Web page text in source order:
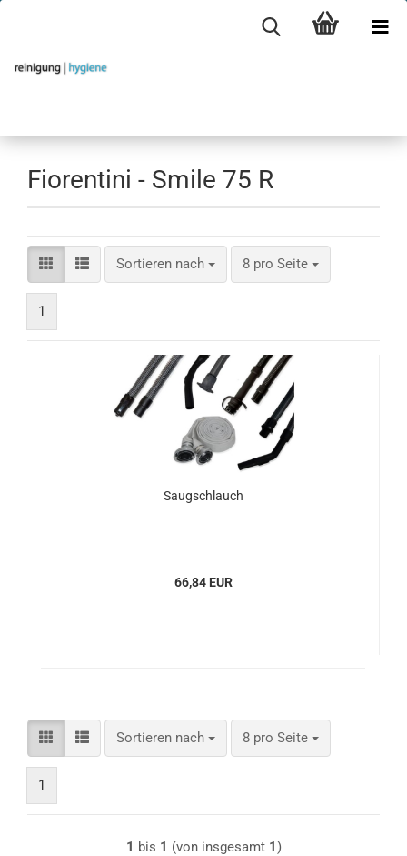
Fiorentini - Smile 75 R
Sortieren nach
Sortieren nach 8 pro Seite
pro Seite
1
Saugschlauch
66,84 EUR
Sortieren nach
Sortieren nach 8 pro Seite
pro Seite
1
1 bis 1 (von insgesamt 1)